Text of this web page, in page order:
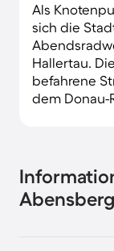
Als
sich die
Hallertau.
befahrene
dem Donau-
Abensberg